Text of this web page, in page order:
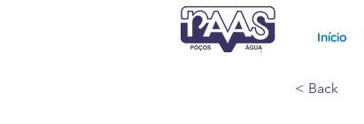
Início
< Back